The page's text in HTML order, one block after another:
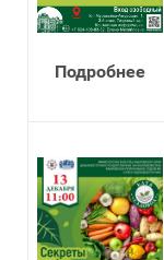
Подробнее